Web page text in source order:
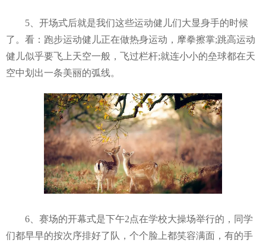
5、开场式后就是我们这些运动健儿们大显身手的时候
了。看：跑步运动健儿正在做热身运动，摩拳擦掌;跳高运动
健儿似乎要飞上天空一般，飞过栏杆;就连小小的垒球都在天
空中划出一条美丽的弧线。
6、赛场的开幕式是下午2点在学校大操场举行的，同学
们都早早的按次序排好了队，个个脸上都笑容满面，有的手